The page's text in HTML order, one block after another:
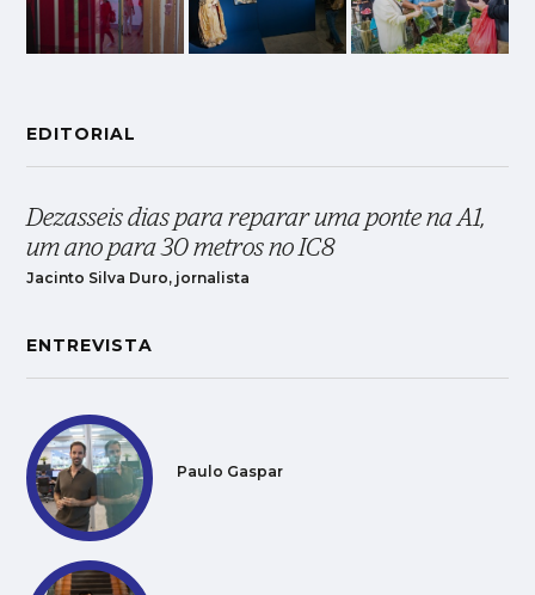
EDITORIAL
Dezasseis dias para reparar uma ponte na A1,
um ano para 30 metros no IC8
Jacinto Silva Duro, jornalista
ENTREVISTA
Paulo Gaspar